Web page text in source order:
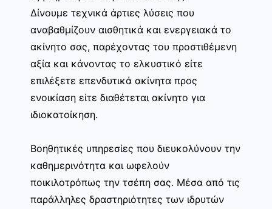
Δίνουμε τεχνικά άρτιες λύσεις που
αναβαθμίζουν αισθητικά και ενεργειακά το
ακίνητο σας, παρέχοντας του προστιθέμενη
αξία και κάνοντας το ελκυστικό είτε
επιλέξετε επενδυτικά ακίνητα προς
ενοικίαση είτε διαθέτεται ακίνητο για
ιδιοκατοίκηση.
Βοηθητικές υπηρεσίες που διευκολύνουν την
καθημερινότητα και ωφελούν
ποικιλοτρόπως την τσέπη σας. Μέσα από τις
παράλληλες δραστηριότητες των ιδρυτών